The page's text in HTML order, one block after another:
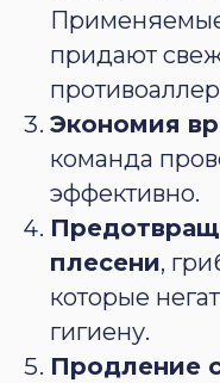
придают
Экономия
команда
эффективно.
плесени,
которые
гигиену.
Продление